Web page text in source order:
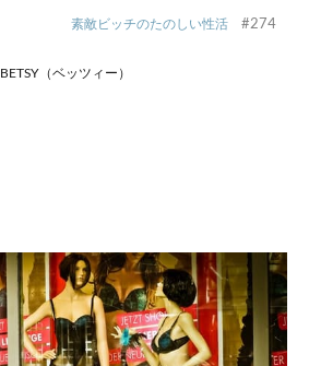
素敵ビッチのたのしい性活 #274
BETSY（ベッツィー）